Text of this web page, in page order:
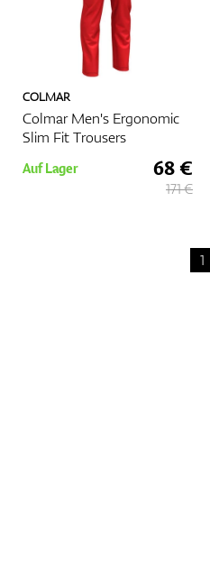
COLMAR
Colmar Men's Ergonomic
Slim Fit Trousers
Auf Lager 68 €
171 €
1